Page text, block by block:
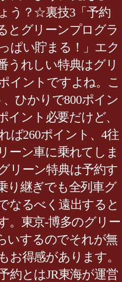
う？☆裏技3「予約
とグリーンプログラ
ぱい貯まる！」エク
うれしい特典はグリ
イントですよね。こ
ひかりで800ポイン
イント必要だけど、
ば260ポイント、4往
ーン車に乗れてしま
リーン特典は予約す
り継ぎでも全列車グ
なるべく遠出すると
。東京-博多のグリー
いするのでそれが無
お得感があります。
約とはJR東海が運営